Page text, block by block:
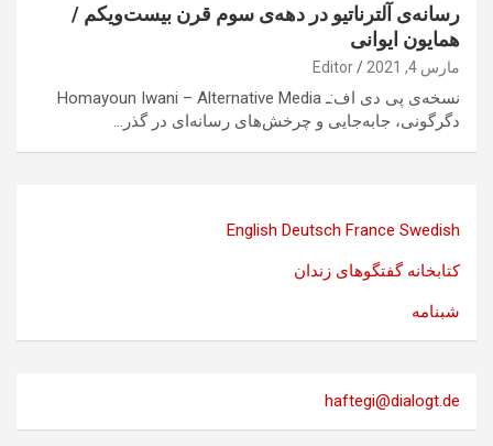
رسانه‌ی آلترناتیو در دهه‌ی سوم قرن بیست‌ویکم /
همایون ایوانی
مارس 4, 2021 Editor
نسخه‌ی پی دی اف:ـ Homayoun Iwani – Alternative Media
دگرگونی، جابه‌جایی و چرخش‌های رسانه‌ای در گذر…
English Deutsch France Swedish
کتابخانه گفتگوهای زندان
شبنامه
haftegi@dialogt.de